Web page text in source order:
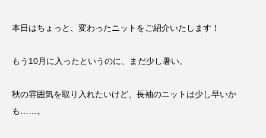
本日はちょっと、変わったニットをご紹介いたします！
もう10月に入ったというのに、まだ少し暑い。
秋の雰囲気を取り入れたいけど、長袖のニットは少し早いか
も……。